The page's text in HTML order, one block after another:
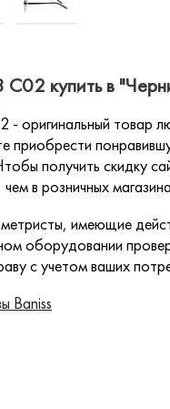
купить в
оригинальный товар
приобрести
получить скидку
в розничных
имеющие
оборудовании
с учетом ваших
Baniss